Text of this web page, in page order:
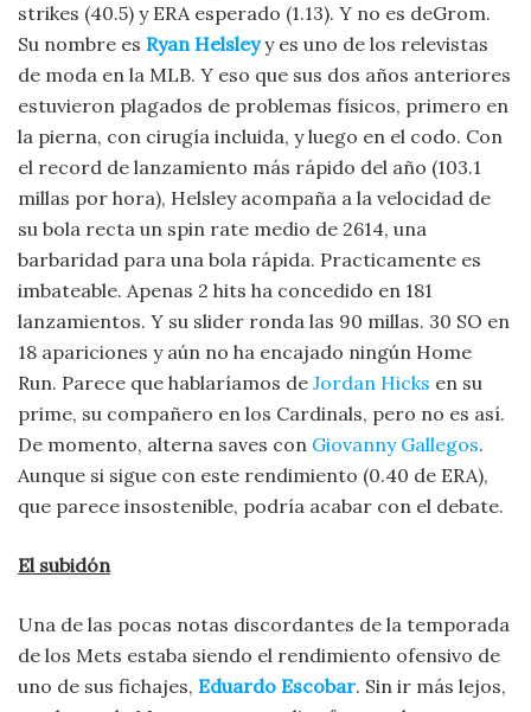
strikes (40.5) y ERA esperado (1.13). Y no es deGrom.
Su nombre es Ryan Helsley y es uno de los relevistas
de moda en la MLB. Y eso que sus dos años anteriores
estuvieron plagados de problemas físicos, primero en
la pierna, con cirugía incluida, y luego en el codo. Con
el record de lanzamiento más rápido del año (103.1
millas por hora), Helsley acompaña a la velocidad de
su bola recta un spin rate medio de 2614, una
barbaridad para una bola rápida. Practicamente es
imbateable. Apenas 2 hits ha concedido en 181
lanzamientos. Y su slider ronda las 90 millas. 30 SO en
18 apariciones y aún no ha encajado ningún Home
Run. Parece que hablaríamos de Jordan Hicks en su
prime, su compañero en los Cardinals, pero no es así.
De momento, alterna saves con Giovanny Gallegos.
Aunque si sigue con este rendimiento (0.40 de ERA),
que parece insostenible, podría acabar con el debate.
El subidón
Una de las pocas notas discordantes de la temporada
de los Mets estaba siendo el rendimiento ofensivo de
uno de sus fichajes, Eduardo Escobar. Sin ir más lejos,